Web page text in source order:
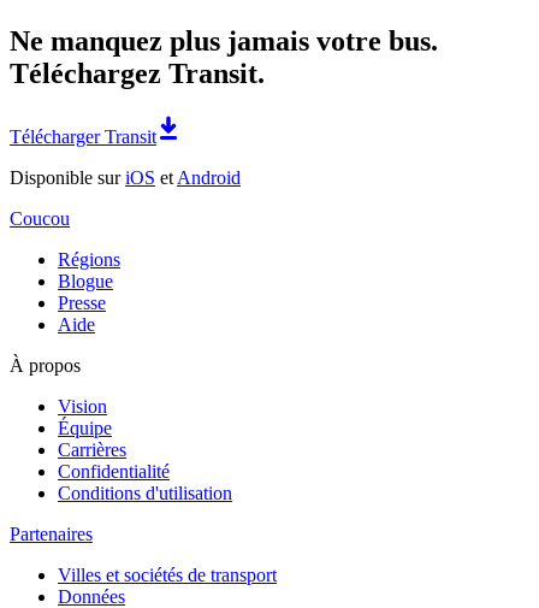
Ne manquez plus jamais votre bus.
Téléchargez Transit.
Télécharger Transit
Disponible suriOS et Android
Coucou
Régions
Blogue
Presse
Aide
À propos
Vision
Équipe
Carrières
Confidentialité
Conditions d'utilisation
Partenaires
Villes et sociétés de transport
Données